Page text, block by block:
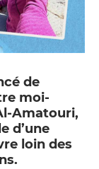
de
moi-
Amatouri,
d’une
loin des